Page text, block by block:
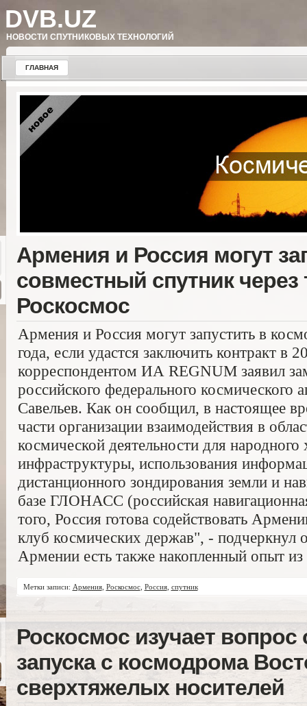
DVB.UZ
НОВОСТИ СПУТНИКОВЫХ ТЕХНОЛОГИЙ
ГЛАВНАЯ
Армения и Россия могут
совместный спутник через
Роскосмос
Армения и Россия могут запустить в
года, если удастся заключить контракт в
корреспондентом ИА REGNUM заявил
российского федерального космического
Савельев. Как он сообщил, в настоящее
части организации взаимодействия в
космической деятельности для народного
инфраструктуры, использования
дистанционного зондирования земли и
базе ГЛОНАСС (российская
того, Россия готова содействовать
клуб космических держав", - подчеркнул
Армении есть также накопленный опыт из
Метки записи: Армения, Роскосмос, Россия, спутник
Роскосмос изучает
запуска с космодрома
сверхтяжелых носителей